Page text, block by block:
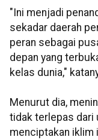
‎"Ini menjadi
sekadar daerah
peran sebagai
depan yang
kelas dunia,"
‎Menurut dia,
tidak terlepas dari
menciptakan iklim